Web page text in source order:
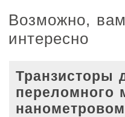
Возможно,
интересно
Транзисторы
переломного